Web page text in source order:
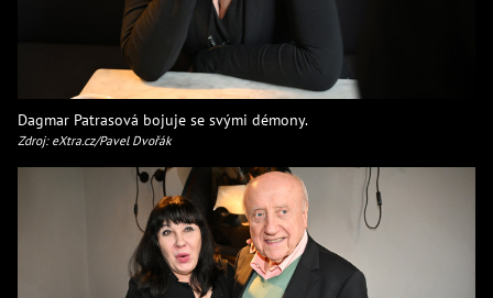
Dagmar Patrasová bojuje se svými démony.
Zdroj: eXtra.cz/Pavel Dvořák